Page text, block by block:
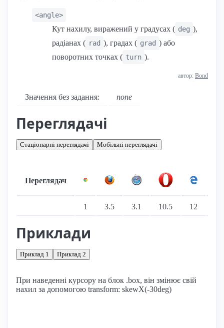
<angle>
Кут нахилу, виражений у градусах ( deg ),
радіанах ( rad ), градах ( grad ) або
поворотних точках ( turn ).
автор: Bond
Значення без задання: none
Переглядачі
Стаціонарні переглядачі Мобільні переглядачі
Переглядач
1 3.5 3.1 10.5 12
Приклади
Приклад 1 Приклад 2
При наведенні курсору на блок .box, він змінює свій
нахил за допомогою transform: skewX(-30deg)